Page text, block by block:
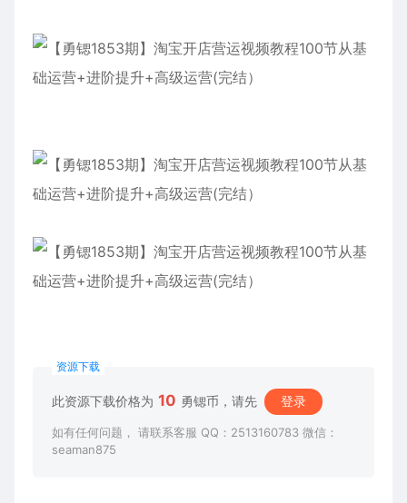
资源下载
此资源下载价格为 10 勇锶币，请先 登录
如有任何问题， 请联系客服 QQ：2513160783 微信：
seaman875